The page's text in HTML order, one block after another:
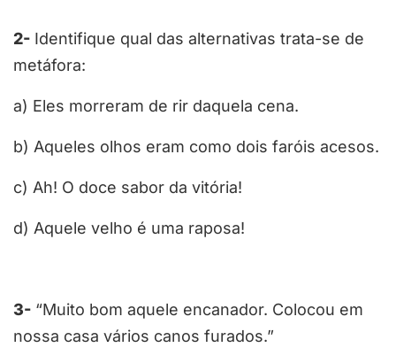
2- Identifique qual das alternativas trata-se de
metáfora:
a) Eles morreram de rir daquela cena.
b) Aqueles olhos eram como dois faróis acesos.
c) Ah! O doce sabor da vitória!
d) Aquele velho é uma raposa!
3- “Muito bom aquele encanador. Colocou em
nossa casa vários canos furados.”